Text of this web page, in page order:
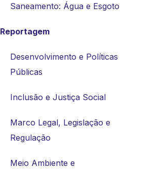
Saneamento: Água e Esgoto
Reportagem
Desenvolvimento e Políticas
Públicas
Inclusão e Justiça Social
Marco Legal, Legislação e
Regulação
Meio Ambiente e